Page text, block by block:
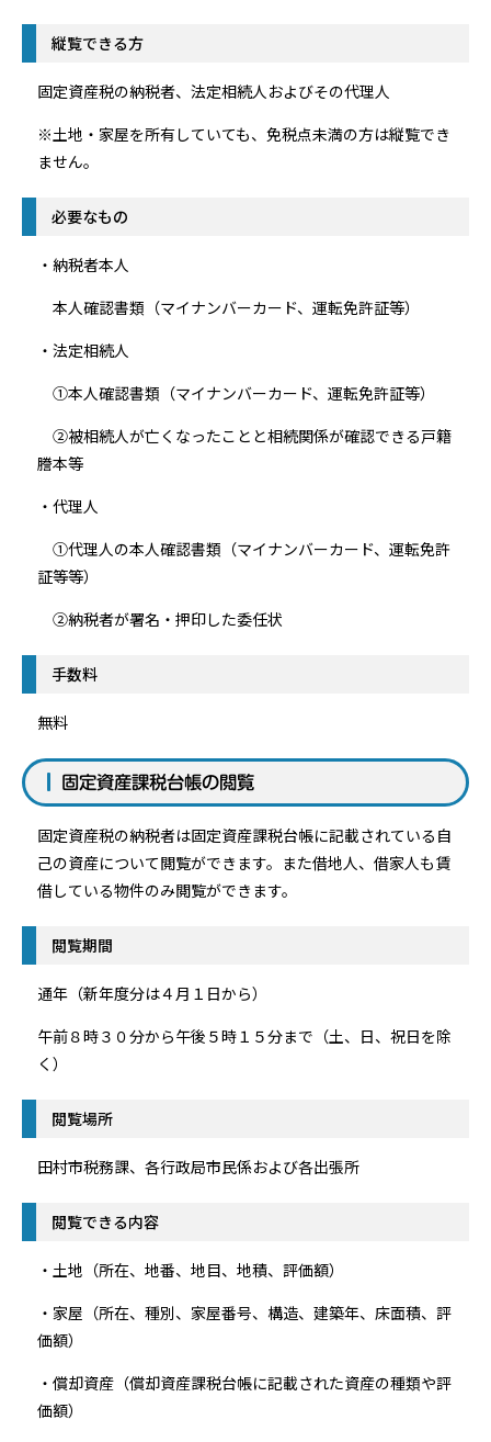
縦覧できる方
固定資産税の納税者、法定相続人およびその代理人
※土地・家屋を所有していても、免税点未満の方は縦覧でき
ません。
必要なもの
・納税者本人
本人確認書類（マイナンバーカード、運転免許証等）
・法定相続人
①本人確認書類（マイナンバーカード、運転免許証等）
②被相続人が亡くなったことと相続関係が確認できる戸籍
謄本等
・代理人
①代理人の本人確認書類（マイナンバーカード、運転免許
証等等）
②納税者が署名・押印した委任状
手数料
無料
固定資産課税台帳の閲覧
固定資産税の納税者は固定資産課税台帳に記載されている自
己の資産について閲覧ができます。また借地人、借家人も賃
借している物件のみ閲覧ができます。
閲覧期間
通年（新年度分は４月１日から）
午前８時３０分から午後５時１５分まで（土、日、祝日を除
く）
閲覧場所
田村市税務課、各行政局市民係および各出張所
閲覧できる内容
・土地（所在、地番、地目、地積、評価額）
・家屋（所在、種別、家屋番号、構造、建築年、床面積、評
価額）
・償却資産（償却資産課税台帳に記載された資産の種類や評
価額）